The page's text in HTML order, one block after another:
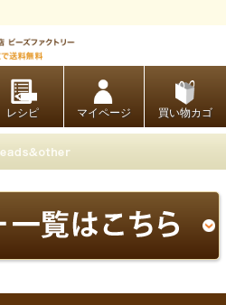
レシピ マイページ 買い物カゴ